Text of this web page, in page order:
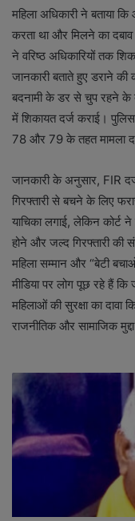
महिला अधिकारी ने बताया
करता था और मिलने का दबाव
ने वरिष्ठ अधिकारियों तक
जानकारी बताते हुए डराने
बदनामी के डर से चुप रहने के
में शिकायत दर्ज कराई।
78 और 79 के तहत मामला
जानकारी के अनुसार, FIR
गिरफ्तारी से बचने के लिए
याचिका लगाई, लेकिन कोर्ट
होने और जल्द गिरफ्तारी की
महिला सम्मान और “बेटी
मीडिया पर लोग पूछ रहे हैं कि
महिलाओं की सुरक्षा का
राजनीतिक और सामाजिक